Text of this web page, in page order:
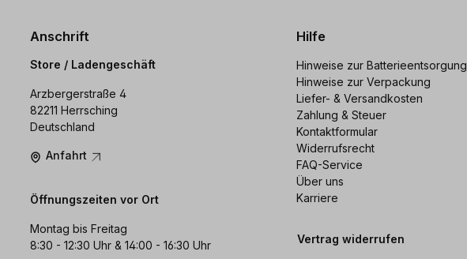
Anschrift
Store / Ladengeschäft
Arzbergerstraße 4
82211 Herrsching
Deutschland
Anfahrt
Öffnungszeiten vor Ort
Montag bis Freitag
8:30 - 12:30 Uhr & 14:00 - 16:30 Uhr
Hilfe
Hinweise zur Batterieentsorgung
Hinweise zur Verpackung
Liefer- & Versandkosten
Zahlung & Steuer
Kontaktformular
Widerrufsrecht
FAQ-Service
Über uns
Karriere
Vertrag widerrufen